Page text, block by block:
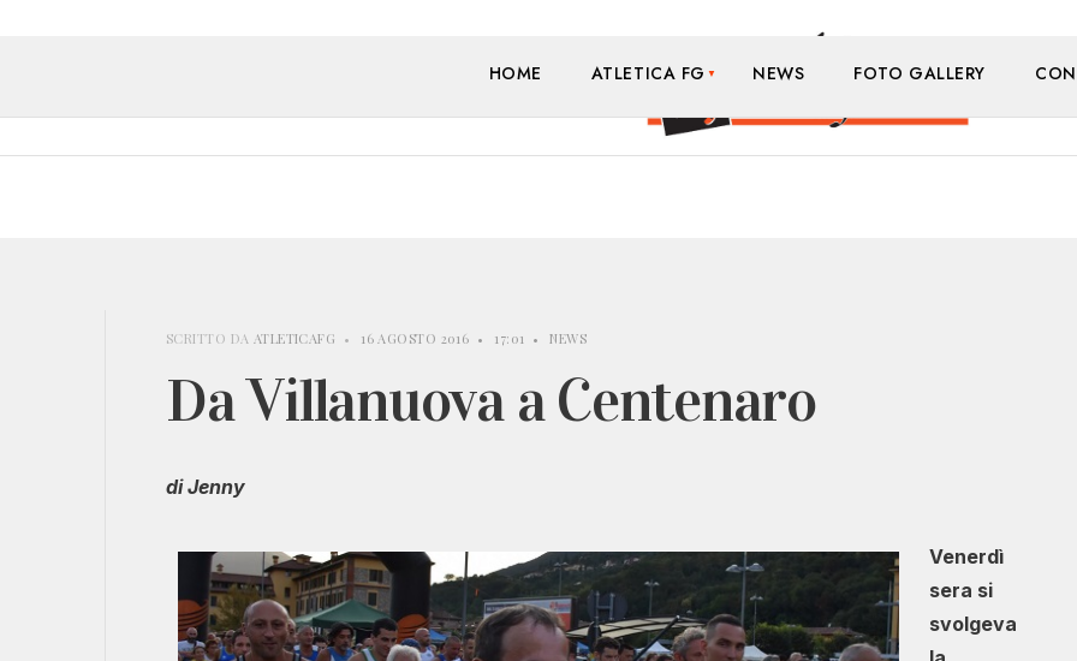
HOME ATLETICA FG NEWS FOTO GALLERY
SCRITTO DA ATLETICAFG • 16 AGOSTO 2016 • 17:01 • NEWS
Da Villanuova a Centenaro
di Jenny
Venerdì
sera si
svolgeva